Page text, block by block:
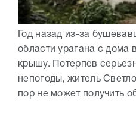
Год назад из-за
области урагана с дома
крышу. Потерпев
непогоды, житель
пор не может получить